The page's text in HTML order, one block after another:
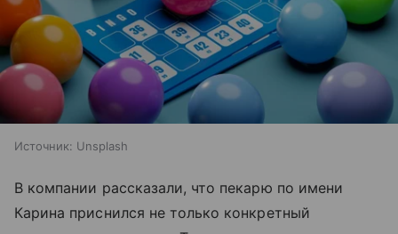
Источник: Unsplash
В компании рассказали, что пекарю по имени
Карина приснился не только конкретный